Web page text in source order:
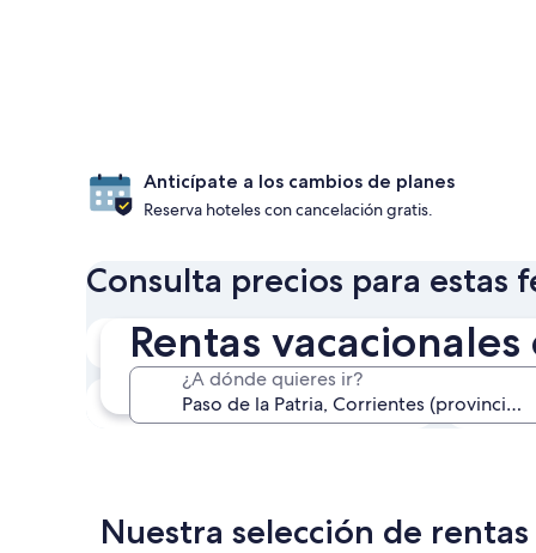
Rentas
¿A dónde quieres ir?
Anticípate a los cambios de planes
Reserva hoteles con cancelación gratis.
Consulta precios para estas
En dos semanas
21 ago. - 23 ago.
En tres meses
30 oct. - 1 nov.
Nuestra selección de